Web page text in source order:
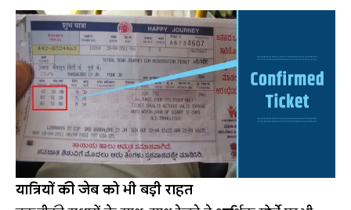
यात्रियों की जेब को भी बड़ी राहत